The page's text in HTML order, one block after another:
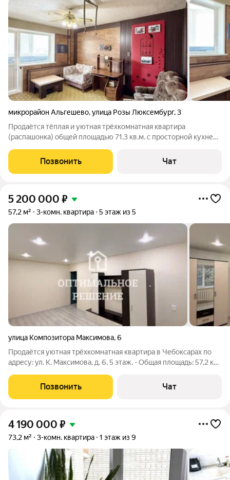
микрорайон Альгешево,улица Розы Люксембург,3
Продаётся тёплая и уютная трёхкомнатная квартира
(распашонка) общей площадью 71.3 кв.м. с просторной кухней
Люксембург, дом №3, на четвёртом этаже. Квартира обладает
всеми преимуществами
Позвонить Чат
5 200 000 ₽
57,2 м² 3-комн. квартира 5 этаж из 5
улица Композитора Максимова,6
Продаётся уютная трёхкомнатная квартира в Чебоксарах по
адресу: ул. К. Максимова, д. 6, 5 этаж. - Общая площадь: 57,2 кв.
- Этаж: 5/5 В квартире всегда есть горячая вода благодаря
Позвонить Чат
4 190 000 ₽
73,2 м² 3-комн. квартира 1 этаж из 9